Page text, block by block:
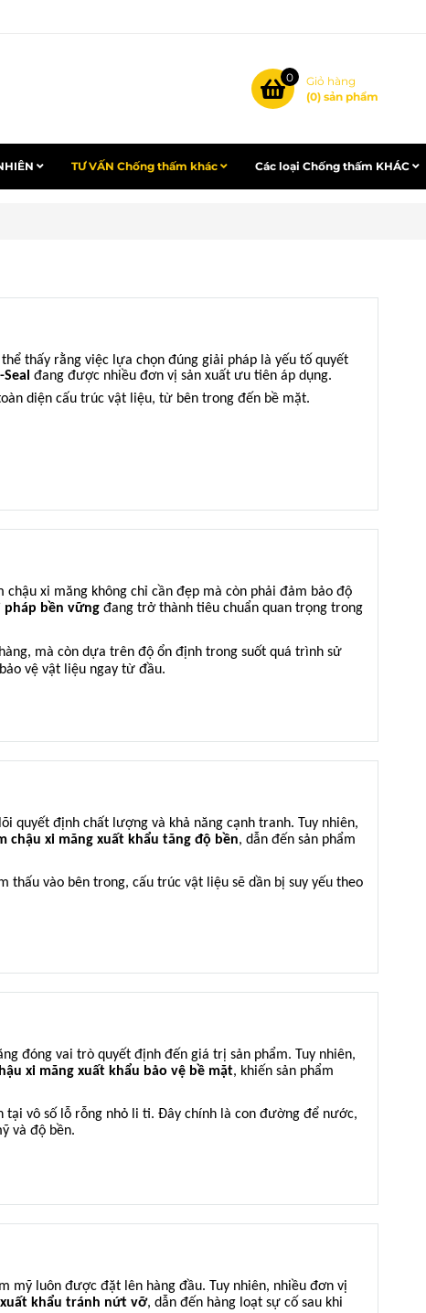
0
Giỏ hàng
(0) sản phẩm
TƯ VẤN Chống thấm khác Các loại Chống thấm KHÁC
thấy rằng việc lựa chọn đúng giải pháp là yếu tố quyết
đang được nhiều đơn vị sản xuất ưu tiên áp dụng.
diện cấu trúc vật liệu, từ bên trong đến bề mặt.
xi măng không chỉ cần đẹp mà còn phải đảm bảo độ
pháp bền vững đang trở thành tiêu chuẩn quan trọng trong
mà còn dựa trên độ ổn định trong suốt quá trình sử
vệ vật liệu ngay từ đầu.
quyết định chất lượng và khả năng cạnh tranh. Tuy nhiên,
chậu xi măng xuất khẩu tăng độ bền, dẫn đến sản phẩm
vào bên trong, cấu trúc vật liệu sẽ dần bị suy yếu theo
đóng vai trò quyết định đến giá trị sản phẩm. Tuy nhiên,
xi măng xuất khẩu bảo vệ bề mặt, khiến sản phẩm
vô số lỗ rỗng nhỏ li ti. Đây chính là con đường để nước,
và độ bền.
mỹ luôn được đặt lên hàng đầu. Tuy nhiên, nhiều đơn vị
khẩu tránh nứt vỡ, dẫn đến hàng loạt sự cố sau khi